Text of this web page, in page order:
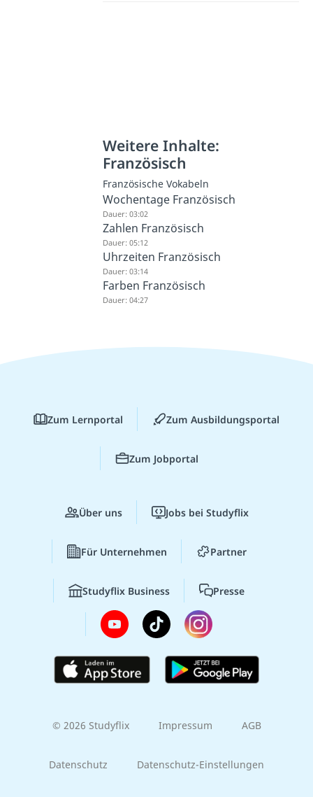
Weitere Inhalte:
Französisch
Französische Vokabeln
Wochentage Französisch
Dauer: 03:02
Zahlen Französisch
Dauer: 05:12
Uhrzeiten Französisch
Dauer: 03:14
Farben Französisch
Dauer: 04:27
Zum Lernportal Zum Ausbildungsportal
Zum Jobportal
Über uns Jobs bei Studyflix
Für Unternehmen Partner
Studyflix Business Presse
© 2026 Studyflix Impressum AGB
Datenschutz Datenschutz-Einstellungen